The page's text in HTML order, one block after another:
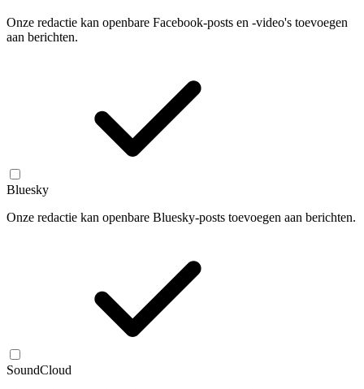
Onze redactie kan openbare Facebook-posts en -video's toevoegen
aan berichten.
Bluesky
Onze redactie kan openbare Bluesky-posts toevoegen aan berichten.
SoundCloud